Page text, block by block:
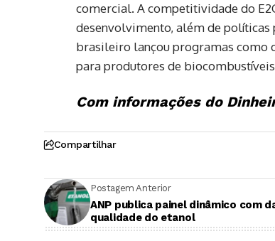
comercial. A competitividade do
desenvolvimento, além de políticas
brasileiro lançou programas como
para produtores de
Com informações do
Compartilhar
Postagem Anterior
ANP publica painel dinâmico com
qualidade do etanol